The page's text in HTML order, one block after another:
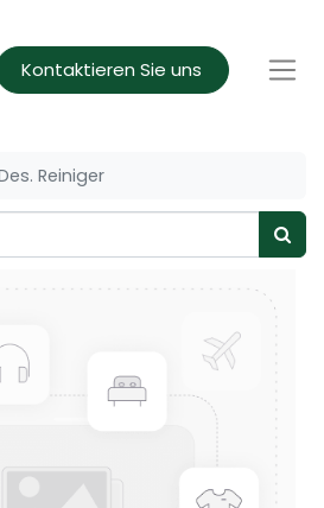
Kontaktieren Sie uns
Reiniger